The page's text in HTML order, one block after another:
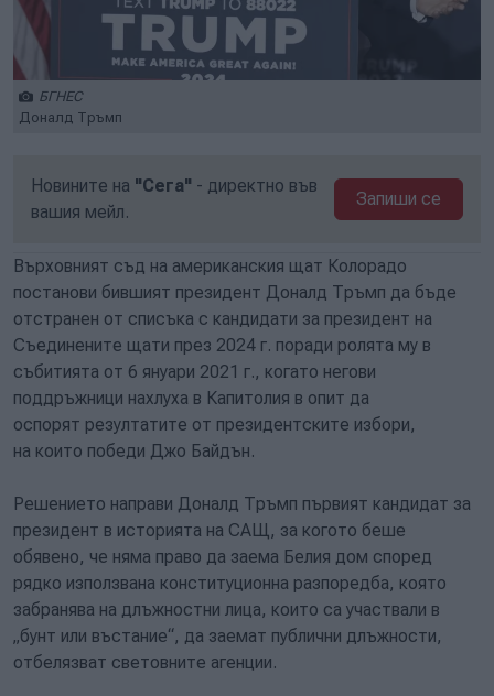
БГНЕС
Доналд Тръмп
Новините на "Сега" - директно във
вашия мейл.
Запиши се
Върховният съд на американския щат Колорадо
постанови бившият президент Доналд Тръмп да бъде
отстранен от списъка с кандидати за президент на
Съединените щати през 2024 г. поради ролята му в
събитията от 6 януари 2021 г., когато негови
поддръжници нахлуха в Капитолия в опит да
оспорят резултатите от президентските избори,
на които победи Джо Байдън.
Решението направи Доналд Тръмп първият кандидат за
президент в историята на САЩ, за когото беше
обявено, че няма право да заема Белия дом според
рядко използвана конституционна разпоредба, която
забранява на длъжностни лица, които са участвали в
„бунт или въстание“, да заемат публични длъжности,
отбелязват световните агенции.